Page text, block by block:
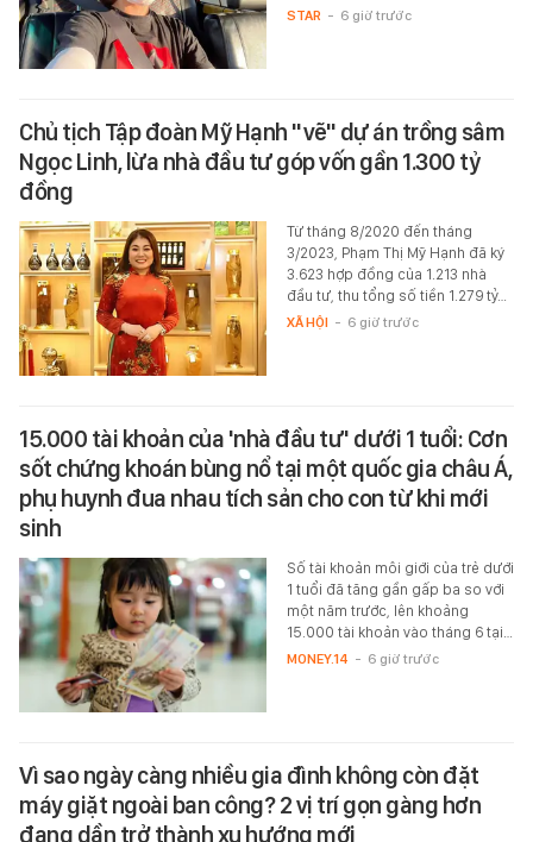
STAR - 6 giờ trước
Chủ tịch Tập đoàn Mỹ Hạnh "vẽ" dự án trồng sâm
Ngọc Linh, lừa nhà đầu tư góp vốn gần 1.300 tỷ
đồng
Từ tháng 8/2020 đến tháng
3/2023, Phạm Thị Mỹ Hạnh đã ký
3.623 hợp đồng của 1.213 nhà
đầu tư, thu tổng số tiền 1.279 tỷ…
XÃ HỘI - 6 giờ trước
15.000 tài khoản của 'nhà đầu tư' dưới 1 tuổi: Cơn
sốt chứng khoán bùng nổ tại một quốc gia châu Á,
phụ huynh đua nhau tích sản cho con từ khi mới
sinh
Số tài khoản môi giới của trẻ dưới
1 tuổi đã tăng gần gấp ba so với
một năm trước, lên khoảng
15.000 tài khoản vào tháng 6 tại…
MONEY.14 - 6 giờ trước
Vì sao ngày càng nhiều gia đình không còn đặt
máy giặt ngoài ban công? 2 vị trí gọn gàng hơn
đang dần trở thành xu hướng mới